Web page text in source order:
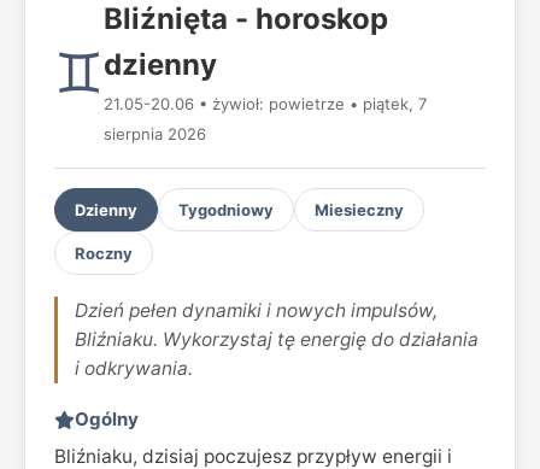
♊
Bliźnięta - horoskop
dzienny
21.05-20.06 • żywioł: powietrze • piątek, 7
sierpnia 2026
Dzienny Tygodniowy Miesieczny
Roczny
Dzień pełen dynamiki i nowych impulsów,
Bliźniaku. Wykorzystaj tę energię do działania
i odkrywania.
Ogólny
Bliźniaku, dzisiaj poczujesz przypływ energii i